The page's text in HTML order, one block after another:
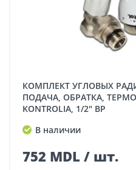
КОМПЛЕКТ УГЛОВЫХ РАДИАТОРНЫХ КЛАПАНОВ -
ПОДАЧА, ОБРАТКА,
KONTROLIA, 1/2" ВP
В наличии
752 MDL / шт.